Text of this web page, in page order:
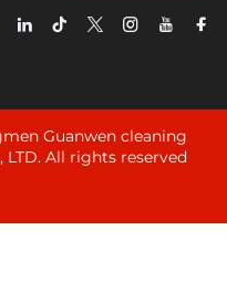
Jiangmen Guanwen
Co., LTD. All rights